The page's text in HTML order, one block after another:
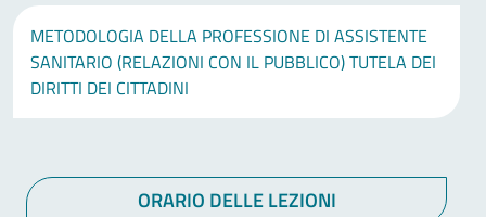
METODOLOGIA DELLA PROFESSIONE DI ASSISTENTE
SANITARIO (RELAZIONI CON IL PUBBLICO) TUTELA DEI
DIRITTI DEI CITTADINI
ORARIO DELLE LEZIONI